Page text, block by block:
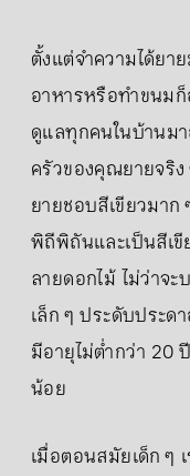
ตั้งแต่จำความได้ยา
อาหารหรือทำขนม
ดูแลทุกคนในบ้านม
ครัวของคุณยายจริ
ยายชอบสีเขียวมา
พิถีพิถันและเป็นสีเ
ลายดอกไม้ ไม่ว่าจ
เล็ก ๆ ประดับประ
มีอายุไม่ต่ำกว่า 20
น้อย
เมื่อตอนสมัยเด็ก ๆ